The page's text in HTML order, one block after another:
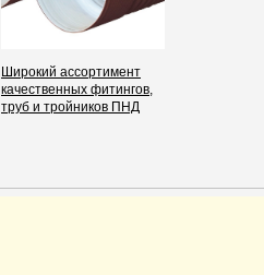
Широкий ассортимент
качественных фитингов,
труб и тройников ПНД